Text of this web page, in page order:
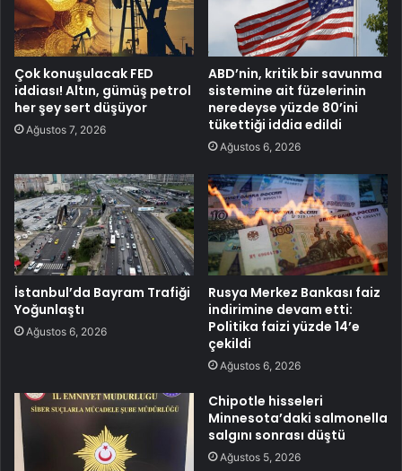
Çok konuşulacak FED
iddiası! Altın, gümüş petrol
her şey sert düşüyor
Ağustos 7, 2026
ABD’nin, kritik bir savunma
sistemine ait füzelerinin
neredeyse yüzde 80’ini
tükettiği iddia edildi
Ağustos 6, 2026
İstanbul’da Bayram Trafiği
Yoğunlaştı
Ağustos 6, 2026
Rusya Merkez Bankası faiz
indirimine devam etti:
Politika faizi yüzde 14’e
çekildi
Ağustos 6, 2026
Chipotle hisseleri
Minnesota’daki salmonella
salgını sonrası düştü
Ağustos 5, 2026